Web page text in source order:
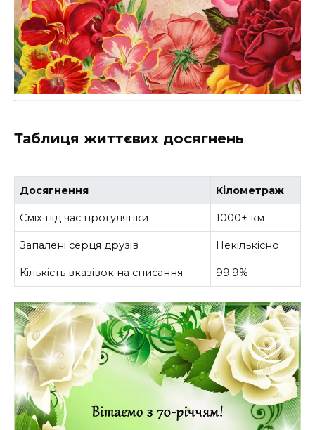
Таблиця життєвих досягнень
Досягнення Кілометраж
Сміх під час прогулянки 1000+ км
Запалені серця друзів Некількісно
Кількість вказівок на списання 99.9%